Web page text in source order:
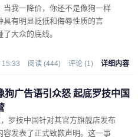
当我一降价，你还不是像狗一样
具有明显贬低和侮辱性质的言
大众的底线。
阅读 (444) 评论 (1) 详细内容
狗广告语引众怒 起底罗技中国
罗技中国针对其官方旗舰店发布
容发表了正式致歉声明。这一事